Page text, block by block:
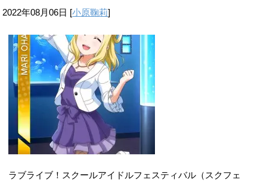
2022年08月06日 [小原鞠莉]
ラブライブ！スクールアイドルフェスティバル（スクフェ